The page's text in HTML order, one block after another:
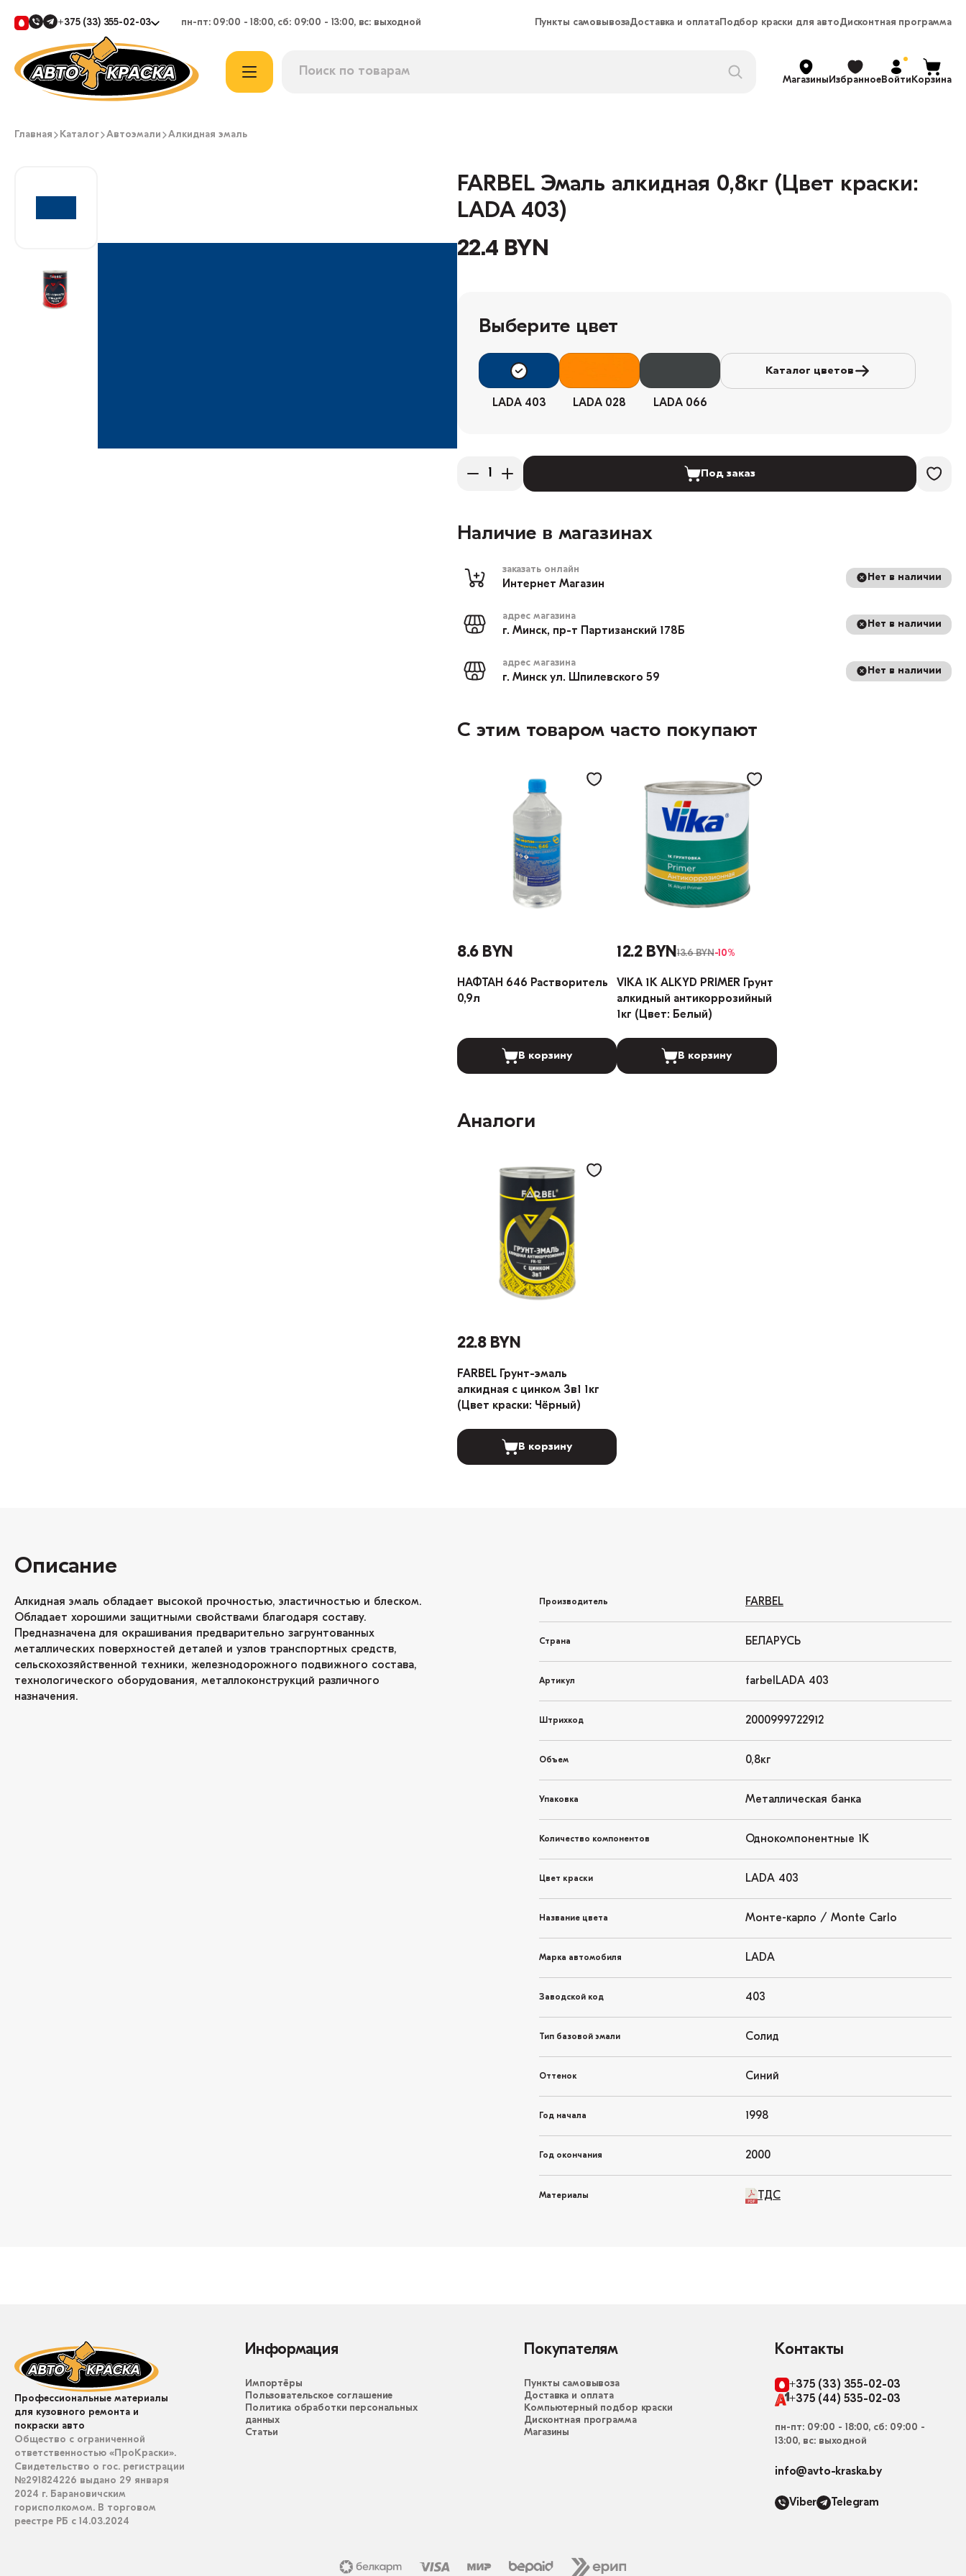
+375 (33) 355-02-03 пн-пт: 09:00 - 18:00, сб: 09:00 - 13:00, вс: выходной Пункты самовывозаДоставка и оплатаПодбор краски для автоДисконтная программа
МагазиныИзбранноеВойтиКорзина
Главная Каталог Автоэмали Алкидная эмаль
FARBEL Эмаль алкидная 0,8кг (Цвет краски:
LADA 403)
22.4 BYN
Выберите цвет
LADA 403 LADA 028 LADA 066
Каталог цветов
Под заказ
Наличие в магазинах
заказать онлайн
Интернет Магазин
Нет в наличии
адрес магазина
г. Минск, пр-т Партизанский 178Б
Нет в наличии
адрес магазина
г. Минск ул. Шпилевского 59
Нет в наличии
С этим товаром часто покупают
8.6 BYN
НАФТАН 646 Растворитель
0,9л
В корзину
12.2 BYN13.6 BYN-10%
VIKA 1K ALKYD PRIMER Грунт
алкидный антикоррозийный
1кг (Цвет: Белый)
В корзину
Аналоги
22.8 BYN
FARBEL Грунт-эмаль
алкидная с цинком 3в1 1кг
(Цвет краски: Чёрный)
В корзину
Описание
Алкидная эмаль обладает высокой прочностью, эластичностью и блеском.
Обладает хорошими защитными свойствами благодаря составу.
Предназначена для окрашивания предварительно загрунтованных
металлических поверхностей деталей и узлов транспортных средств,
сельскохозяйственной техники, железнодорожного подвижного состава,
технологического оборудования, металлоконструкций различного
назначения.
Производитель FARBEL
Страна БЕЛАРУСЬ
Артикул farbelLADA 403
Штрихкод 2000999722912
Объем 0,8кг
Упаковка Металлическая банка
Количество компонентов Однокомпонентные 1K
Цвет краски LADA 403
Название цвета Монте-карло / Monte Carlo
Марка автомобиля LADA
Заводской код 403
Тип базовой эмали Солид
Оттенок Синий
Год начала 1998
Год окончания 2000
Материалы ТДС
Профессиональные материалы
для кузовного ремонта и
покраски авто
Общество с ограниченной
ответственностью «ПроКраски».
Свидетельство о гос. регистрации
№291824226 выдано 29 января
2024 г. Барановичским
горисполкомом. В торговом
реестре РБ с 14.03.2024
Информация
Импортёры
Пользовательское соглашение
Политика обработки персональных
данных
Статьи
Покупателям
Пункты самовывоза
Доставка и оплата
Компьютерный подбор краски
Дисконтная программа
Магазины
Контакты
+375 (33) 355-02-03
+375 (44) 535-02-03
пн-пт: 09:00 - 18:00, сб: 09:00 -
13:00, вс: выходной
info@avto-kraska.by
Viber Telegram